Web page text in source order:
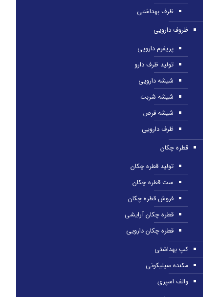
ظرف بهداشتی
ظروف دارویی
پریفرم دارویی
تولید ظرف دارو
شیشه دارویی
شیشه شربت
شیشه قرص
ظرف دارویی
قطره چکان
تولید قطره چکان
ست قطره چکان
فروش قطره چکان
قطره چکان آرایشی
قطره چکان دارویی
کپ بهداشتی
مکنده سیلیکونی
والف اسپری